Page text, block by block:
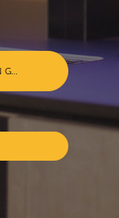
ICH INTERESSIERE MICH FÜR FOLGENDEN GERÄTETYP: